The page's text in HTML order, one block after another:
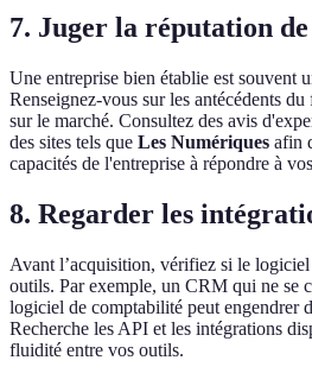
7. Juger la réputation
Une entreprise bien établie est souvent
Renseignez-vous sur les antécédents
sur le marché. Consultez des avis
des sites tels que Les Numériques afin
capacités de l'entreprise à répondre à
8. Regarder les
Avant l’acquisition, vérifiez si le logiciel
outils. Par exemple, un CRM qui ne se
logiciel de comptabilité peut engendrer
Recherche les API et les intégrations
fluidité entre vos outils.